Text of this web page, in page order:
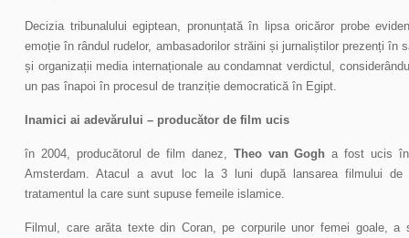
Decizia tribunalului egiptean, pronunțată în lipsa oricăror probe
emoție în rândul rudelor, ambasadorilor străini și jurnaliștilor prezenți în
și organizații media internaționale au condamnat verdictul,
un pas înapoi în procesul de tranziție democratică în Egipt.
Inamici ai adevărului – producător de film ucis
în 2004, producătorul de film danez, Theo van Gogh a fost ucis
Amsterdam. Atacul a avut loc la 3 luni după lansarea filmului de
tratamentul la care sunt supuse femeile islamice.
Filmul, care arăta texte din Coran, pe corpurile unor femei goale,